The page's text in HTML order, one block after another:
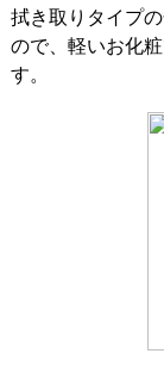
拭き取りタイプ
ので、軽いお化
す。